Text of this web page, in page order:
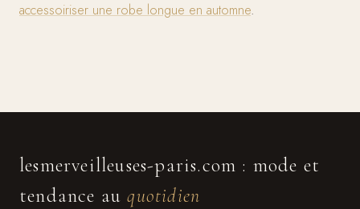
accessoiriser une robe longue en automne.
lesmerveilleuses-paris.com : mode et
tendance auquotidien